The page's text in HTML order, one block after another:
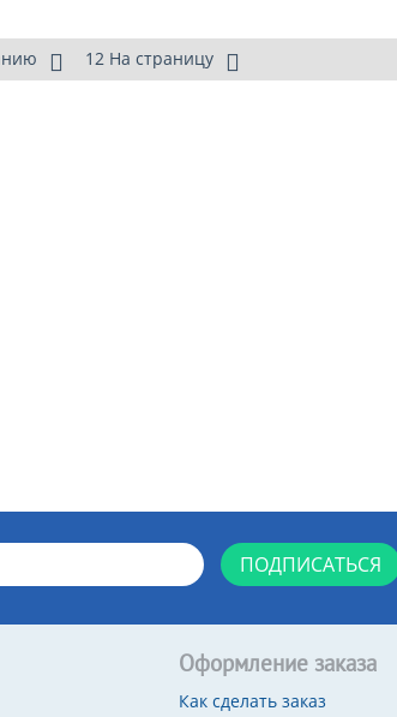
12 На страницу
ПОДПИСАТЬСЯ
Оформление заказа
Как сделать заказ